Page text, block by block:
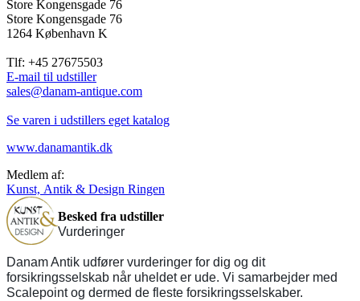
Store Kongensgade 76
Store Kongensgade 76
1264 København K
Tlf: +45 27675503
E-mail til udstiller
sales@danam-antique.com
Se varen i udstillers eget katalog
www.danamantik.dk
Medlem af:
Kunst, Antik & Design Ringen
Besked fra udstiller
Vurderinger
Danam Antik udfører vurderinger for dig og dit
forsikringsselskab når uheldet er ude. Vi samarbejder med
Scalepoint og dermed de fleste forsikringsselskaber.